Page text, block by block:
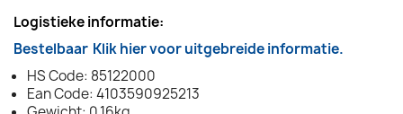
Logistieke informatie:
Bestelbaar Klik hier voor uitgebreide informatie.
HS Code: 85122000
Ean Code: 4103590925213